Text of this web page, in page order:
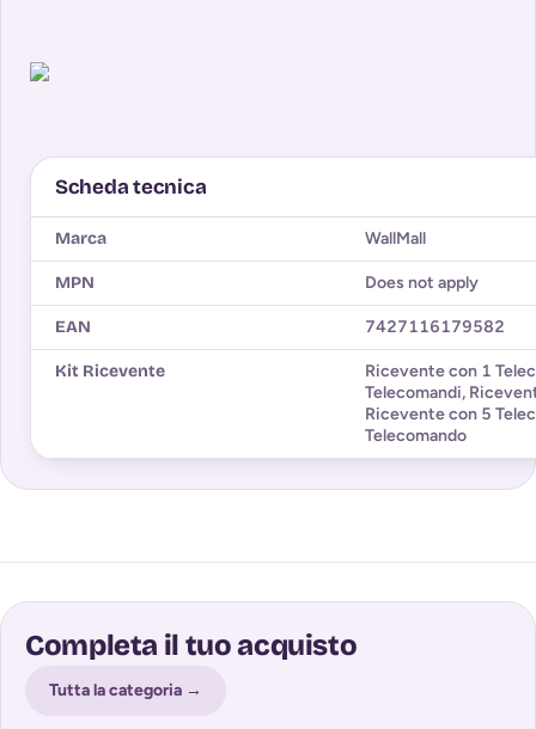
Scheda tecnica
Marca WallMall
MPN Does not apply
EAN 7427116179582
Kit Ricevente
Ricevente con 1
Telecomandi,
Ricevente con 5
Telecomando
Completa il tuo acquisto
Tutta la categoria →